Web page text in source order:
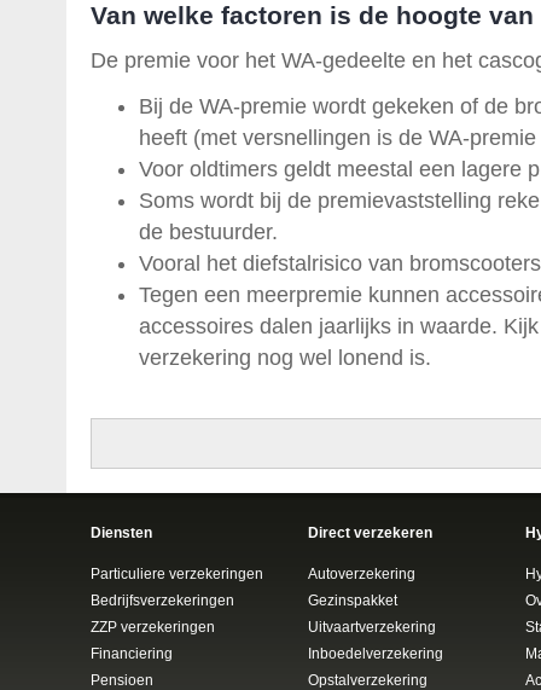
Van welke factoren is de hoogte
De premie voor het WA-gedeelte en het
Bij de WA-premie wordt gekeken of de
heeft (met versnellingen is de WA-
Voor oldtimers geldt meestal een lagere
Soms wordt bij de premievaststelling
de bestuurder.
Vooral het diefstalrisico van
Tegen een meerpremie kunnen
accessoires dalen jaarlijks in waarde.
verzekering nog wel lonend is.
Diensten
Particuliere verzekeringen
Bedrijfsverzekeringen
ZZP verzekeringen
Financiering
Pensioen
Direct verzekeren
Autoverzekering
Gezinspakket
Uitvaartverzekering
Inboedelverzekering
Opstalverzekering